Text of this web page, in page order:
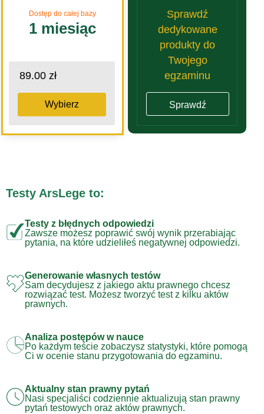
Dostęp do całej bazy
1 miesiąc
89.00 zł
Wybierz
Sprawdź
dedykowane
produkty do
Twojego
egzaminu
Sprawdź
Testy ArsLege to:
Testy z błędnych odpowiedzi
Zawsze możesz poprawić swój wynik przerabiając
pytania, na które udzieliłeś negatywnej odpowiedzi.
Generowanie własnych testów
Sam decydujesz z jakiego aktu prawnego chcesz
rozwiązać test. Możesz tworzyć test z kilku aktów
prawnych.
Analiza postępów w nauce
Po każdym teście zobaczysz statystyki, które pomogą
Ci w ocenie stanu przygotowania do egzaminu.
Aktualny stan prawny pytań
Nasi specjaliści codziennie aktualizują stan prawny
pytań testowych oraz aktów prawnych.